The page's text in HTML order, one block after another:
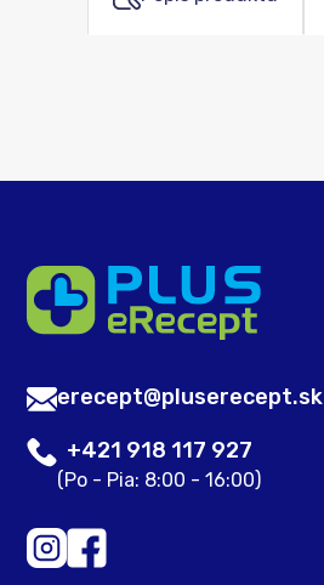
erecept@pluserecept.sk
+421 918 117 927
(Po - Pia: 8:00 - 16:00)